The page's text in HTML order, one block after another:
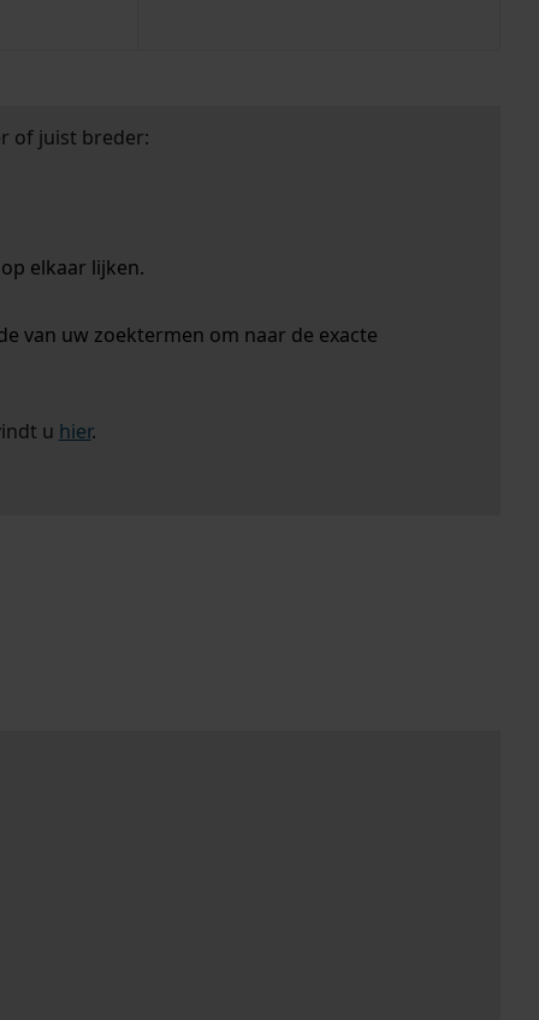
of juist breder:
elkaar lijken.
van uw zoektermen om naar de exacte
u hier.